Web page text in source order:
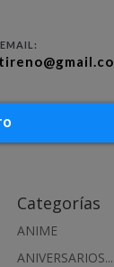
Categorías
ANIME
ANIVERSARIOS...